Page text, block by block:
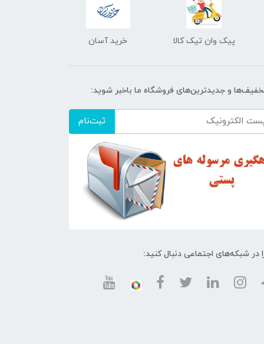
پیک وان تیک کالا خرید آسان
و جدیدترین‌های فروشگاه ما باخبر شوید:
ثبت‌نام
در شبکه‌های اجتماعی دنبال کنید: